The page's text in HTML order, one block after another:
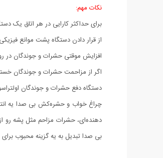
نکات مهم:
برای حداکثر کارایی در هر اتاق یک
از قرار دادن دستگاه پشت موانع
افزایش موقتی حشرات و جوندگان در روزهای اول
اگر از مزاحمت حشرات و جوندگان
دستگاه دفع حشرات و جوندگان اولتراسونیک با قابلیت استفاده ۲۴ ساعته، بدون نیاز به تعویض قطعات و بدون
چراغ خواب و حشره‌کش بی‌ صدا یه
دهنده‌ای، حشرات مزاحم مثل پشه رو
بی‌ صدا تبدیل به یه گزینه محبوب